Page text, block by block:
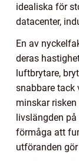
idealiska för
datacenter,
En av
deras
luftbrytare,
snabbare tack
minskar
livslängden
förmåga att
utföranden